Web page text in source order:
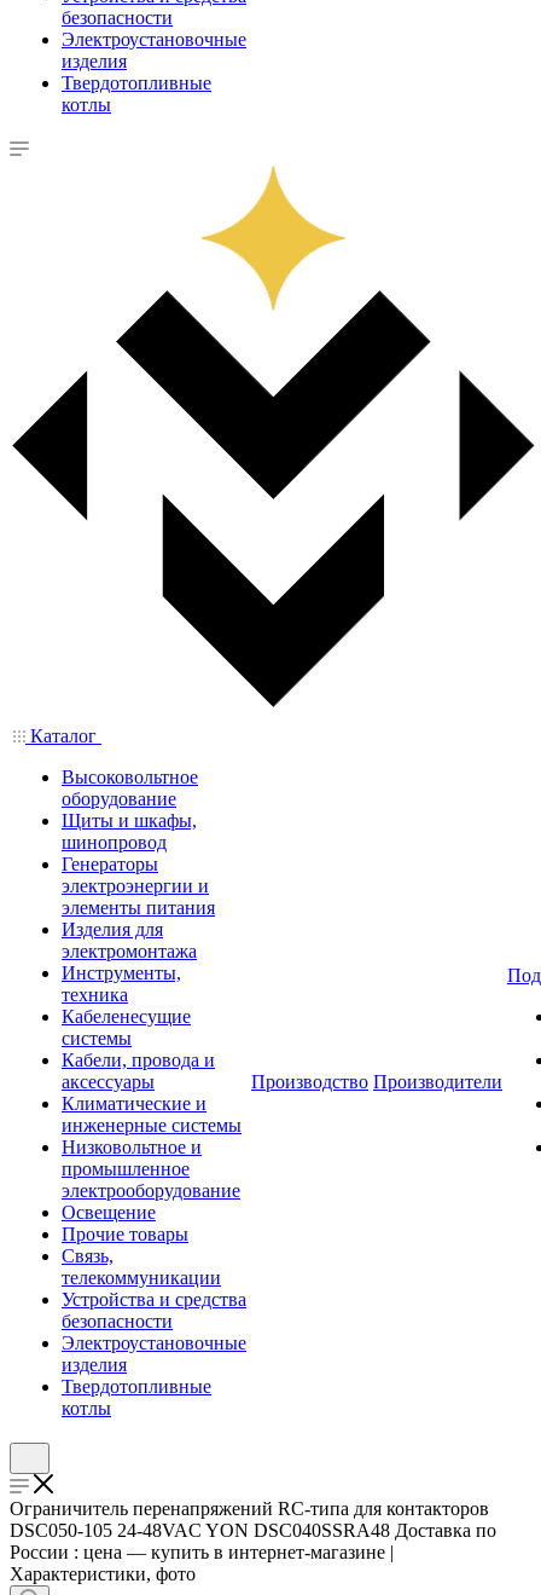
безопасности
Электроустановочные
изделия
Твердотопливные
котлы
Каталог
Высоковольтное
оборудование
Щиты и шкафы,
шинопровод
Генераторы
электроэнергии и
элементы питания
Изделия для
электромонтажа
Инструменты,
техника
Кабеленесущие
системы
Кабели, провода и
аксессуары
Климатические и
инженерные системы
Низковольтное и
промышленное
электрооборудование
Освещение
Прочие товары
Связь,
телекоммуникации
Устройства и средства
безопасности
Электроустановочные
изделия
Твердотопливные
котлы
Производство Производители
Ограничитель перенапряжений RC-типа для контакторов
DSC050-105 24-48VAC YON DSC040SSRA48 Доставка по
России : цена — купить в интернет-магазине |
Характеристики, фото